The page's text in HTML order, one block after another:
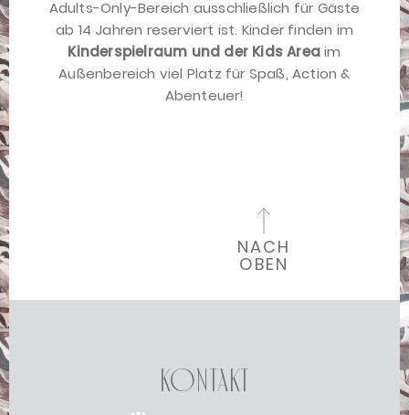
Adults-Only-Bereich ausschließlich für Gäste
ab 14 Jahren reserviert ist. Kinder finden im
Kinderspielraum und der Kids Areaim
Außenbereich viel Platz für Spaß, Action &
Abenteuer!
NACH
OBEN
Kontakt